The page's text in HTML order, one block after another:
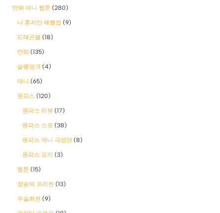
만화 애니 웹툰 (280)
나 혼자만 레벨업 (9)
드래곤볼 (18)
만화 (135)
슬램덩크 (4)
애니 (65)
원피스 (120)
원피스 리뷰 (17)
원피스 스포 (38)
원피스 애니 극장판 (8)
원피스 표지 (3)
웹툰 (15)
장송의 프리렌 (13)
주술회전 (9)